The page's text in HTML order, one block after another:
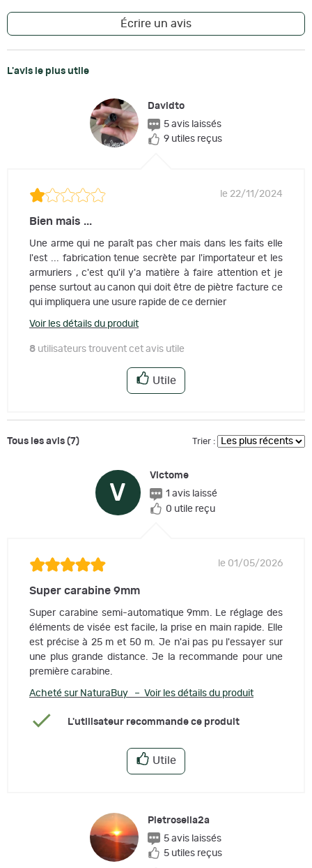
- Pièces Standard AR-15 :
Avec toutes les pièces (partie arrière du lower)
étendue avec les accessoires et les pièces de
rechange, offrant ainsi une grande facilité de
personnalisation et de maintenance.
- Levier d'Armement ambidextre :
Le levier d'armement élargi et ambidextre garantit une
manipulation aisée de l'arme, adaptée aussi bien aux
fluide et intuitive.
Écrire un avis
L'avis le plus utile
Davidto
5 avis laissés
9 utiles reçus
le 22/11/2024
Bien mais ...
Une arme qui ne paraît pas cher mais dans les faits elle
l'est ... fabrication tenue secrète par l'importateur et les
armuriers , c'est qu'il y'a matière à faire attention et je
pense surtout au canon qui doit être de piètre facture ce
qui impliquera une usure rapide de ce dernier
Voir les détails du produit
8 utilisateurs trouvent cet avis utile
Utile
Tous les avis (7) Trier :
V
Victome
1 avis laissé
0 utile reçu
le 01/05/2026
Super carabine 9mm
Super carabine semi-automatique 9mm. Le réglage des
éléments de visée est facile, la prise en main rapide. Elle
est précise à 25 m et 50 m. Je n'ai pas pu l'essayer sur
une plus grande distance. Je la recommande pour une
première carabine.
Acheté sur NaturaBuy – Voir les détails du produit
L'utilisateur recommande ce produit
Utile
Pietrosella2a
5 avis laissés
5 utiles reçus